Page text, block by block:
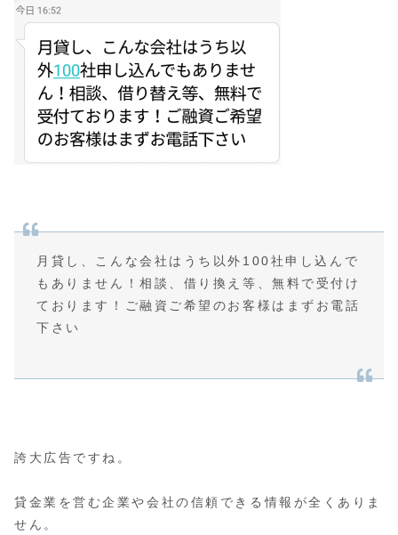
月貸し、こんな会社はうち以外100社申し込んで
もありません！相談、借り換え等、無料で受付け
ております！ご融資ご希望のお客様はまずお電話
下さい
誇大広告ですね。
貸金業を営む企業や会社の信頼できる情報が全くありま
せん。